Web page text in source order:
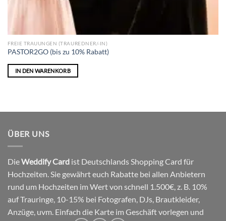
FREIE TRAUUNGEN (TRAUREDNER/-IN)
PASTOR2GO (bis zu 10% Rabatt)
IN DEN WARENKORB
ÜBER UNS
DieWeddify Card ist Deutschlands Shopping Card für
Hochzeiten. Sie gewährt euch Rabatte bei allen Anbietern
rund um Hochzeiten im Wert von schnell 1.500€, z. B. 10%
auf Trauringe, 10-15% bei Fotografen, DJs, Brautkleider,
Anzüge, uvm. Einfach die Karte im Geschäft vorlegen und